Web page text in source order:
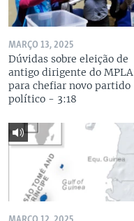
MARÇO 13, 2025
Dúvidas sobre eleição de
antigo dirigente do MPLA
para chefiar novo partido
político - 3:18